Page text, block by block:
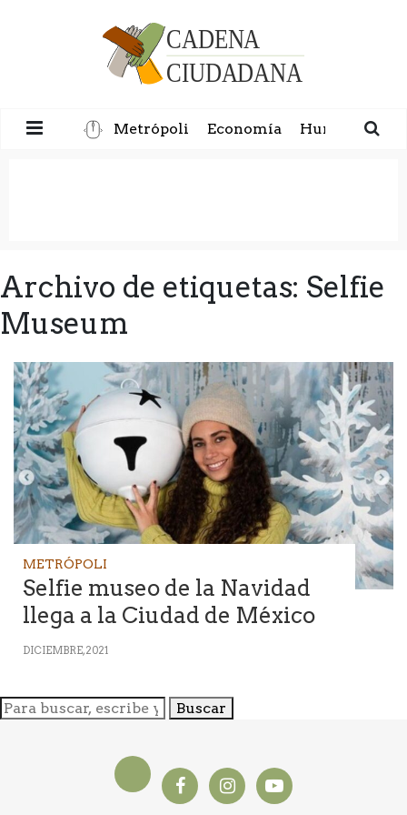
Metrópoli Economía Humanidad
Archivo de etiquetas: Selfie
Museum
METRÓPOLI
Selfie museo de la Navidad
llega a la Ciudad de México
DICIEMBRE, 2021
Buscar